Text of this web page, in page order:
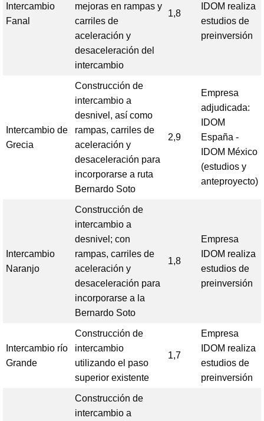
Intercambio
Fanal
mejoras en rampas y
carriles de
aceleración y
desaceleración del
intercambio
1,8
IDOM realiza
estudios de
preinversión
Intercambio de
Grecia
Construcción de
intercambio a
desnivel, así como
rampas, carriles de
aceleración y
desaceleración para
incorporarse a ruta
Bernardo Soto
2,9
Empresa
adjudicada:
IDOM
España -
IDOM México
(estudios y
anteproyecto)
Intercambio
Naranjo
Construcción de
intercambio a
desnivel; con
rampas, carriles de
aceleración y
desaceleración para
incorporarse a la
Bernardo Soto
1,8
Empresa
IDOM realiza
estudios de
preinversión
Intercambio río
Grande
Construcción de
intercambio
utilizando el paso
superior existente
1,7
Empresa
IDOM realiza
estudios de
preinversión
Construcción de
intercambio a